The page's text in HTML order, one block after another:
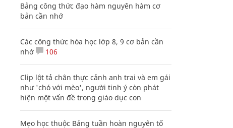
Bảng công thức đạo hàm nguyên hàm cơ
bản cần nhớ
Các công thức hóa học lớp 8, 9 cơ bản cần
nhớ
106
Clip lột tả chân thực cảnh anh trai và em gái
như 'chó với mèo', người tinh ý còn phát
hiện một vấn đề trong giáo dục con
Mẹo học thuộc Bảng tuần hoàn nguyên tố